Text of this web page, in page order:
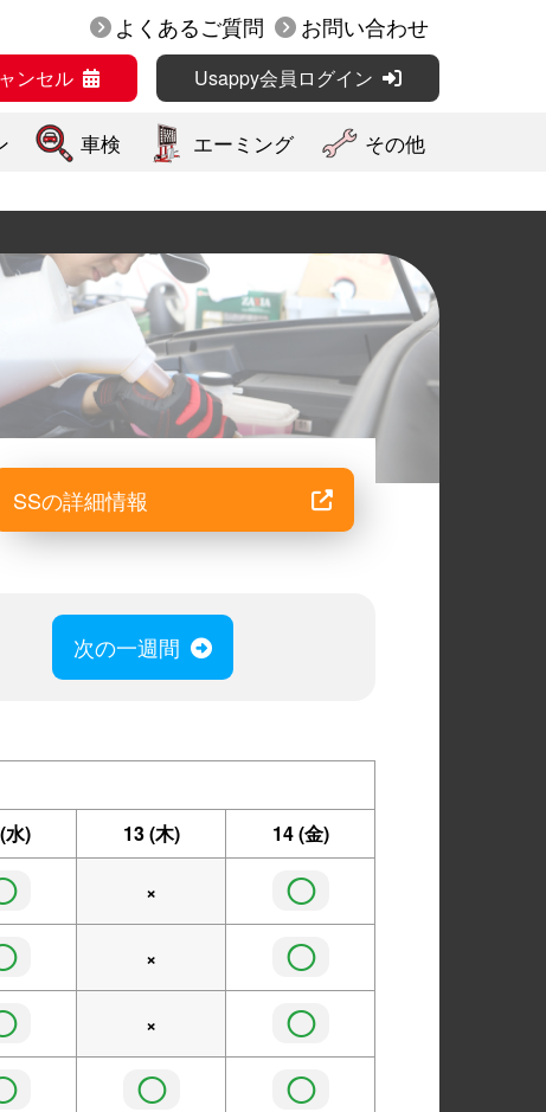
よくあるご質問 お問い合わせ
ンセル Usappy会員ログイン
車検 エーミング その他
SSの詳細情報
次の一週間
(水) 13(木) 14(金)
× ◯
× ◯
× ◯
◯ ◯